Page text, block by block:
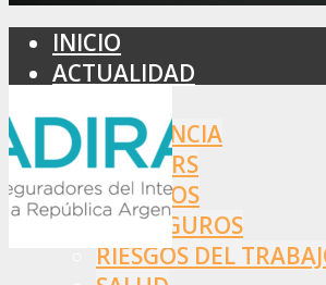
INICIO
ACTUALIDAD
ASISTENCIA
BROKERS
SEGUROS
REASEGUROS
RIESGOS DEL